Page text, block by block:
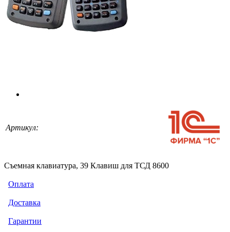
Артикул:
Съемная клавиатура, 39 Клавиш для ТСД 8600
Оплата
Доставка
Гарантии